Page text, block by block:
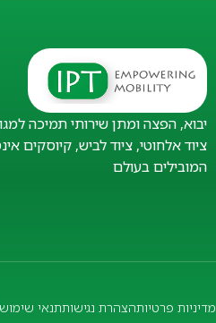
יבוא, הפצה ומתן שירותי תמיכה
ציוד אלחוטי, ציוד לביש, קיוסקים
המובילים בעולם
מדיניות פרטיותהצהרת נגישותתנאי שימוש